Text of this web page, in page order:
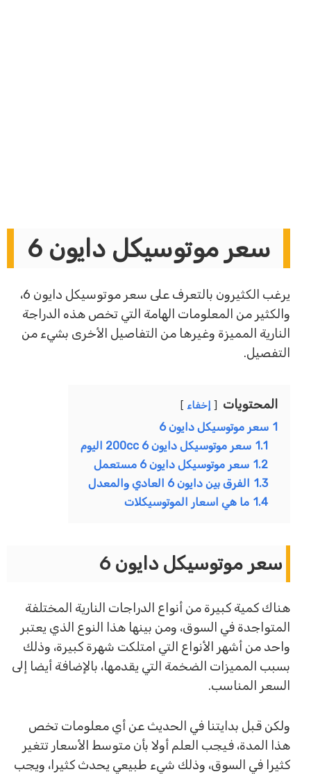
سعر موتوسيكل دايون 6
يرغب الكثيرون بالتعرف على سعر موتوسيكل دايون 6،
والكثير من المعلومات الهامة التي تخص هذه الدراجة
النارية المميزة وغيرها من التفاصيل الأخرى بشيء من
التفصيل.
المحتويات إخفاء
سعر موتوسيكل دايون 6
سعر موتوسيكل دايون 6 200cc اليوم
1.2 سعر موتوسيكل دايون 6 مستعمل
1.3 الفرق بين دايون 6 العادي والمعدل
1.4 ما هي اسعار الموتوسيكلات
سعر موتوسيكل دايون 6
هناك كمية كبيرة من أنواع الدراجات النارية المختلفة
المتواجدة في السوق، ومن بينها هذا النوع الذي يعتبر
واحد من أشهر الأنواع التي امتلكت شهرة كبيرة، وذلك
بسبب المميزات الضخمة التي يقدمها، بالإضافة أيضا إلى
السعر المناسب.
ولكن قبل بدايتنا في الحديث عن أي معلومات تخص
هذا المدة، فيجب العلم أولا بأن متوسط الأسعار تتغير
كثيرا في السوق، وذلك شيء طبيعي يحدث كثيرا، ويجب